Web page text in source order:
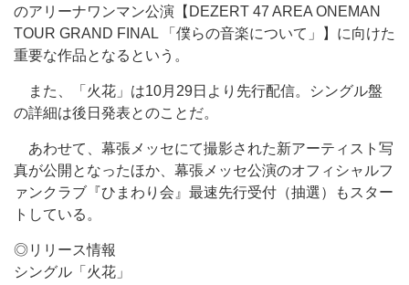
のアリーナワンマン公演【DEZERT 47 AREA ONEMAN
TOUR GRAND FINAL 「僕らの音楽について」】に向けた
重要な作品となるという。
また、「火花」は10月29日より先行配信。シングル盤
の詳細は後日発表とのことだ。
あわせて、幕張メッセにて撮影された新アーティスト写
真が公開となったほか、幕張メッセ公演のオフィシャルフ
ァンクラブ『ひまわり会』最速先行受付（抽選）もスター
トしている。
◎リリース情報
シングル「火花」